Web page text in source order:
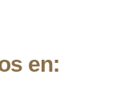
en: